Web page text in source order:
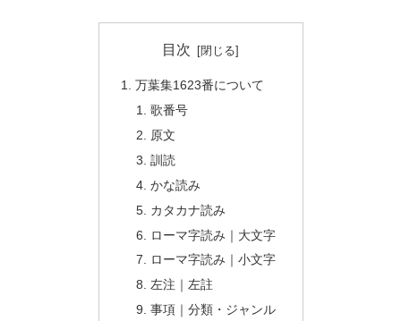
目次
万葉集1623番について
歌番号
原文
訓読
かな読み
カタカナ読み
ローマ字読み｜大文字
ローマ字読み｜小文字
左注｜左註
事項｜分類・ジャンル